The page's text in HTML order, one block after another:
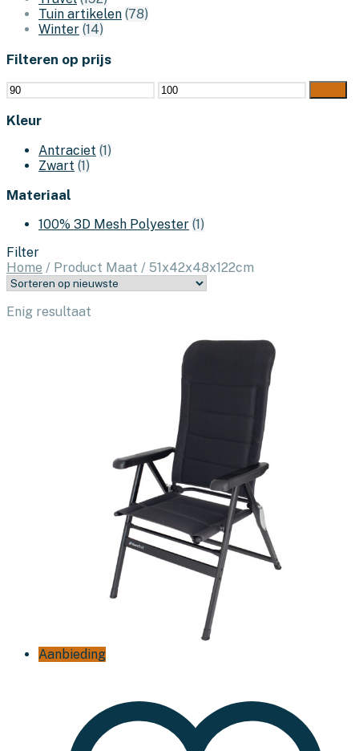
Tuin artikelen (78)
Winter (14)
Filteren op prijs
Min.
prijs
Max.
prijs
Kleur
Antraciet (1)
Zwart (1)
Materiaal
100% 3D Mesh Polyester (1)
Filter
Home / Product Maat / 51x42x48x122cm
Enig resultaat
Aanbieding